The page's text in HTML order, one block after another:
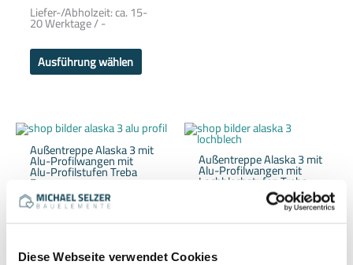
Diese Webseite verwendet Cookies
Liefer-/Abholzeit:ca. 15-
20 Werktage / -
Ausführung wählen
Außentreppe Alaska 3 mit
Alu-Profilwangen mit
Alu-Profilstufen Treba
Frewa
368,00€
1.941,00€
Dieses
Produkt
weist
mehrere
auf
Produktseite
gewählt
Außentreppe Alaska 3 mit
Alu-Profilwangen mit
Lochblechstufen Treba
318,00€–
1.665,00
mehrere
Die
können
auf